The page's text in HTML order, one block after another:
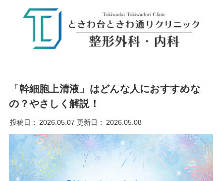
「幹細胞上清液」はどんな人におすすめな
の？やさしく解説！
更新日： 2026.05.08
投稿日： 2026.05.07